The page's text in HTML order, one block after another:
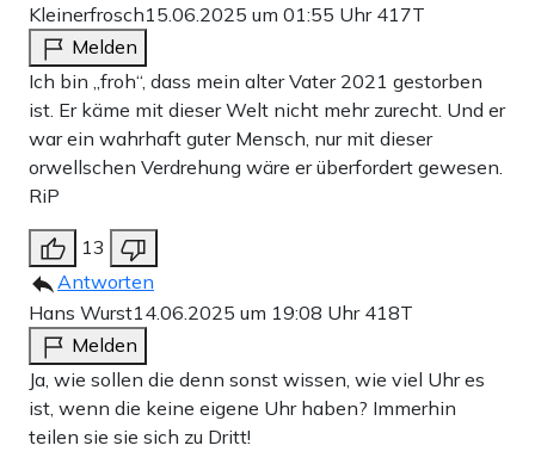
Kleinerfrosch15.06.2025 um 01:55 Uhr 417T
Melden
Ich bin „froh“, dass mein alter Vater 2021 gestorben
ist. Er käme mit dieser Welt nicht mehr zurecht. Und er
war ein wahrhaft guter Mensch, nur mit dieser
orwellschen Verdrehung wäre er überfordert gewesen.
RiP
13
Antworten
Hans Wurst14.06.2025 um 19:08 Uhr 418T
Melden
Ja, wie sollen die denn sonst wissen, wie viel Uhr es
ist, wenn die keine eigene Uhr haben? Immerhin
teilen sie sie sich zu Dritt!